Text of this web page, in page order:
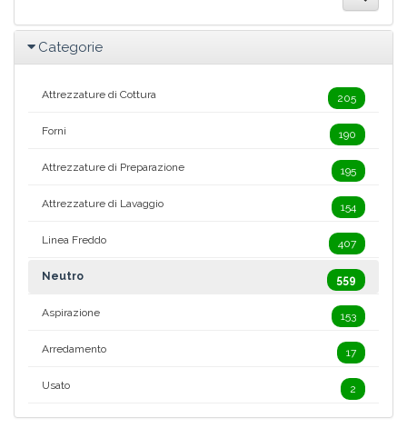
Categorie
Attrezzature di Cottura 205
Forni 190
Attrezzature di Preparazione 195
Attrezzature di Lavaggio 154
Linea Freddo 407
Neutro 559
Aspirazione 153
Arredamento 17
Usato 2